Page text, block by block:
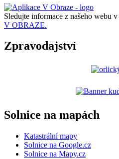
Sledujte informace z našeho webu v
V OBRAZE.
Zpravodajství
Solnice na mapách
Katastrální mapy
Solnice na Google.cz
Solnice na Mapy.cz